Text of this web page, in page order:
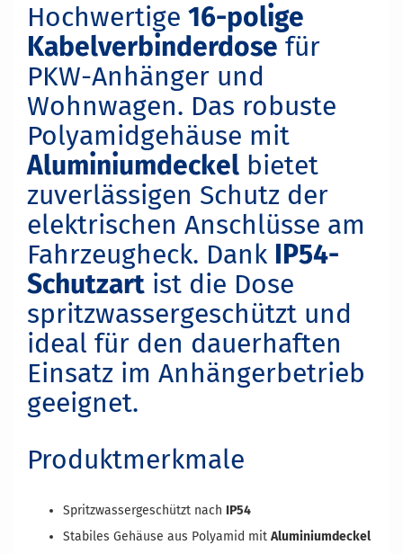
Hochwertige 16-polige
Kabelverbinderdose für
PKW-Anhänger und
Wohnwagen. Das robuste
Polyamidgehäuse mit
Aluminiumdeckel bietet
zuverlässigen Schutz der
elektrischen Anschlüsse am
Fahrzeugheck. Dank IP54-
Schutzart ist die Dose
spritzwassergeschützt und
ideal für den dauerhaften
Einsatz im Anhängerbetrieb
geeignet.
Produktmerkmale
Spritzwassergeschützt nach IP54
Stabiles Gehäuse aus Polyamid mit Aluminiumdeckel